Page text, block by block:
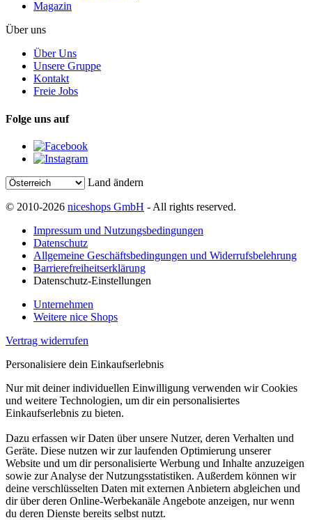
Magazin
Über uns
Über Uns
Unsere Gruppe
Kontakt
Freie Jobs
Folge uns auf
Land ändern
© 2010-2026 niceshops GmbH - All rights reserved.
Impressum und Nutzungsbedingungen
Datenschutz
Allgemeine Geschäftsbedingungen und Widerrufsbelehrung
Barrierefreiheitserklärung
Datenschutz-Einstellungen
Unternehmen
Weitere nice Shops
Vertrag widerrufen
Personalisiere dein Einkaufserlebnis
Nur mit deiner individuellen Einwilligung verwenden wir Cookies
und weitere Technologien, um dir ein personalisiertes
Einkaufserlebnis zu bieten.
Dazu erfassen wir Daten über unsere Nutzer, deren Verhalten und
Geräte. Diese nutzen wir zur laufenden Optimierung unserer
Website und um dir personalisierte Werbung und Inhalte anzuzeigen
sowie zur Analyse der Nutzungsstatistiken. Außerdem können wir
deine verschlüsselten Daten mit externen Anbietern abgleichen und
dir über deren Online-Werbekanäle Angebote anzeigen, nur wenn
du deren Dienste bereits selbst nutzt.